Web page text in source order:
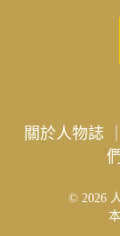
關於人物誌
們
© 2026